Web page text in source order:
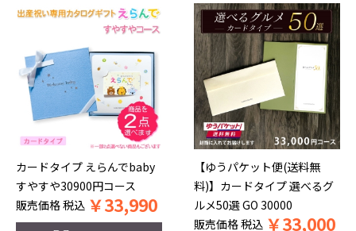
カードタイプ えらんでbaby
すやすや30900円コース
販売価格税込 ￥33,990
【ゆうパケット便(送料無
料)】カードタイプ 選べるグ
ルメ50選 GO 30000
販売価格税込 ￥33,000